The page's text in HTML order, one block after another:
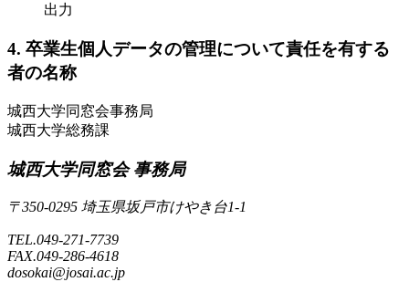
出力
4. 卒業生個人データの管理について責任を有する
者の名称
城西大学同窓会事務局
城西大学総務課
城西大学同窓会 事務局
〒350-0295 埼玉県坂戸市けやき台1-1
TEL.049-271-7739
FAX.049-286-4618
dosokai@josai.ac.jp